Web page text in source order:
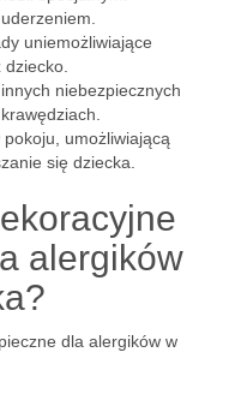
uniemożliwiające
niebezpiecznych
umożliwiającą
się dziecka.
alergików
dla alergików w